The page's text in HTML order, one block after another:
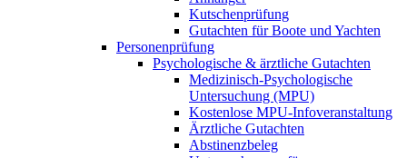
Kutschenprüfung
Gutachten für Boote und Yachten
Personenprüfung
Psychologische & ärztliche Gutachten
Medizinisch-Psychologische
Untersuchung (MPU)
Kostenlose MPU-Infoveranstaltung
Ärztliche Gutachten
Abstinenzbeleg